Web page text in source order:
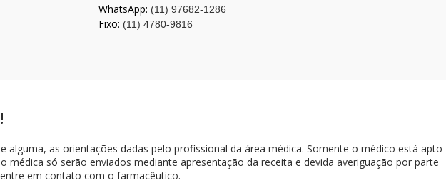
WhatsApp: (11) 97682-1286
Fixo: (11) 4780-9816
as orientações dadas pelo profissional da área médica. Somente o médico está apto
só serão enviados mediante apresentação da receita e devida averiguação por parte
em contato com o farmacêutico.